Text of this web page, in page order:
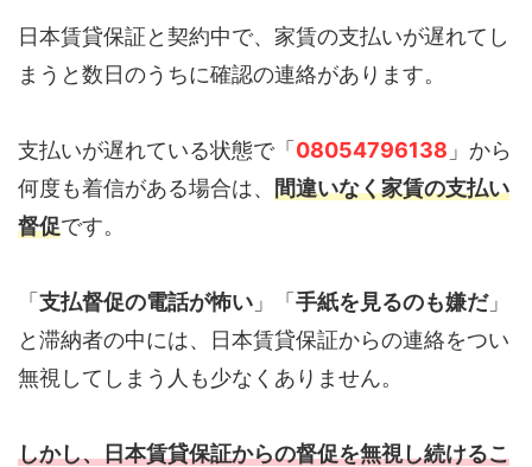
日本賃貸保証と契約中で、家賃の支払いが遅れてし
まうと数日のうちに確認の連絡があります。
支払いが遅れている状態で「 08054796138 」から
何度も着信がある場合は、 間違いなく家賃の支払い
督促です。
「 支払督促の電話が怖い 」「 手紙を見るのも嫌だ」
と滞納者の中には、日本賃貸保証からの連絡をつい
無視してしまう人も少なくありません。
しかし、日本賃貸保証からの督促を無視し続けるこ